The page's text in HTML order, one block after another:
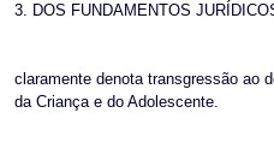
3. DOS FUNDAMENTOS
claramente denota transgressão ao
da Criança e do Adolescente.